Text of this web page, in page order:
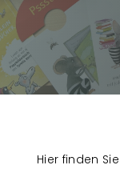
Hier finden